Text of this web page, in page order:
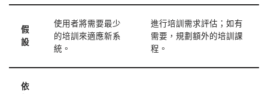
假
設
使用者將需要最少
的培訓來適應新系
統。
進行培訓需求評估；如有
需要，規劃額外的培訓課
程。
依